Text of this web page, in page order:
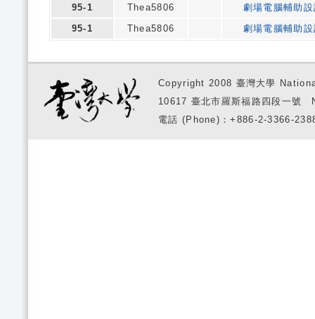
95-1
Thea5806
劇場電腦輔助
95-1
Thea5806 劇場電腦輔助
Copyright 2008 臺灣大學
10617 臺北市羅斯福路四段一
電話 (Phone)：+886-2-3366-